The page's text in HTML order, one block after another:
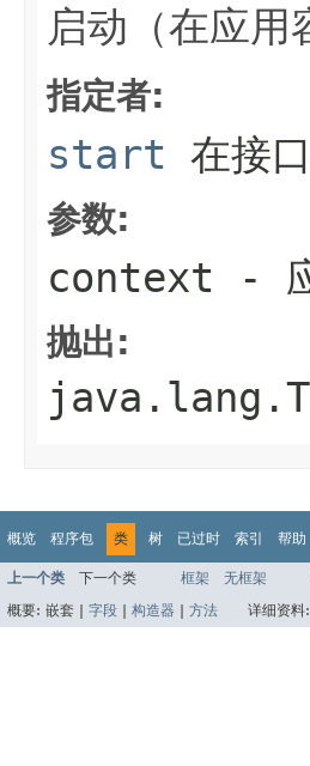
启动（在应用
指定者:
start 在接
参数:
context -
抛出:
概览 程序包 类 树 已过时 索引 帮助
上一个类 下一个类 框架 无框架
概要: 嵌套 | 字段 构造器 方法 详细资料: